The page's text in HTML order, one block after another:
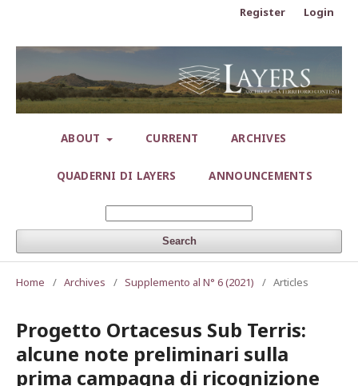
ABOUT CURRENT ARCHIVES
QUADERNI DI LAYERS ANNOUNCEMENTS
Search
Register Login
Home / Archives / Supplemento al N° 6 (2021) / Articles
Progetto Ortacesus Sub Terris:
alcune note preliminari sulla
prima campagna di ricognizione